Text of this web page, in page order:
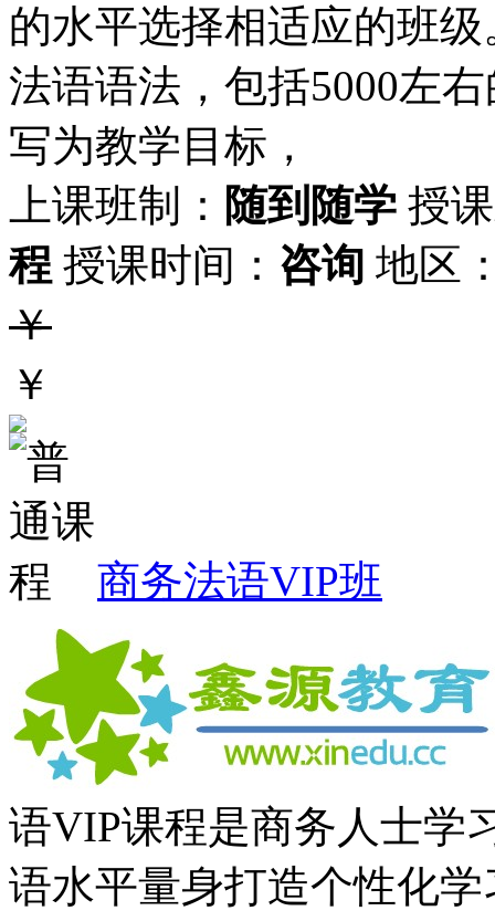
的水平选择相适应的
法语语法，包括5000左
写为教学目标，
上课班制： 随到随学 授
程 授课时间： 咨询 地区
￥
￥
商务法语VIP班
语VIP课程是商务人士学
语水平量身打造个性化